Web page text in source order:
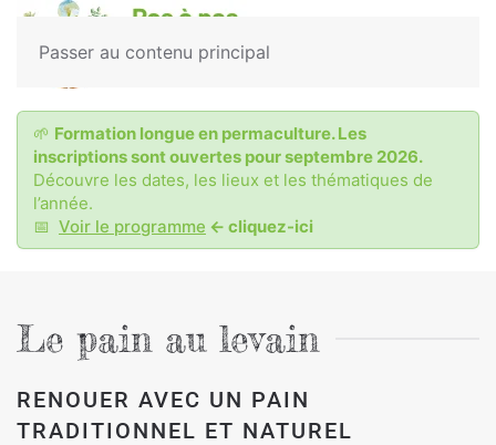
Passer au contenu principal
🌱 Formation longue en permaculture. Les
inscriptions sont ouvertes pour septembre 2026.
Découvre les dates, les lieux et les thématiques de
l’année.
📅 Voir le programme <- cliquez-ici
Le pain au levain
RENOUER AVEC UN PAIN
TRADITIONNEL ET NATUREL